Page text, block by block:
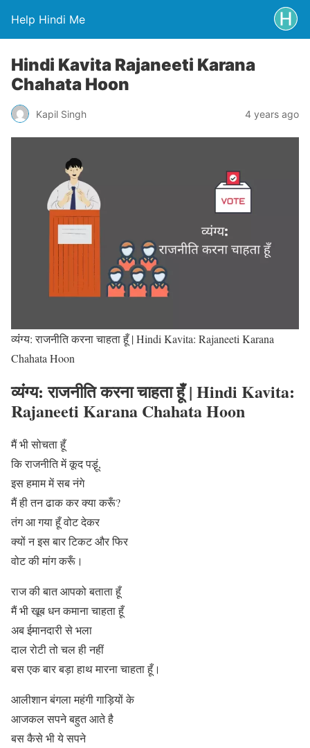
Help Hindi Me
Hindi Kavita Rajaneeti Karana
Chahata Hoon
Kapil Singh 4 years ago
व्यंंग्य: राजनीति करना चाहता हूँ | Hindi Kavita: Rajaneeti Karana
Chahata Hoon
व्यंंग्य: राजनीति करना चाहता हूँ | Hindi Kavita:
Rajaneeti Karana Chahata Hoon
मैं भी सोचता हूँ
कि राजनीति में कूद पड़़ूं,
इस हमाम में सब नंगे
मैं ही तन ढाक कर क्या करूँ?
तंग आ गया हूँ वोट देकर
क्यों न इस बार टिकट और फिर
वोट की मांग करूँ।
राज की बात आपको बताता हूँ
मैं भी खूब धन कमाना चाहता हूँ
अब ईमानदारी से भला
दाल रोटी तो चल ही नहीं
बस एक बार बड़ा हाथ मारना चाहता हूँ।
आलीशान बंगला महंगी गाड़ियों के
आजकल सपने बहुत आते है
बस कैसे भी ये सपने